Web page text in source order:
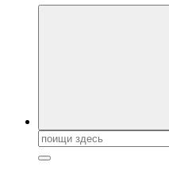
Справочник
Поиск: